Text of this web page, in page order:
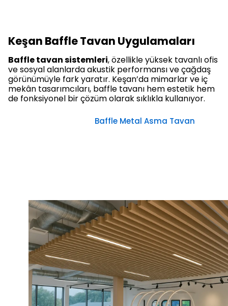
Keşan Baffle Tavan Uygulamaları
Baffle tavan sistemleri, özellikle yüksek tavanlı ofis
ve sosyal alanlarda akustik performansı ve çağdaş
görünümüyle fark yaratır. Keşan’da mimarlar ve iç
mekân tasarımcıları, baffle tavanı hem estetik hem
de fonksiyonel bir çözüm olarak sıklıkla kullanıyor.
Baffle Metal Asma Tavan